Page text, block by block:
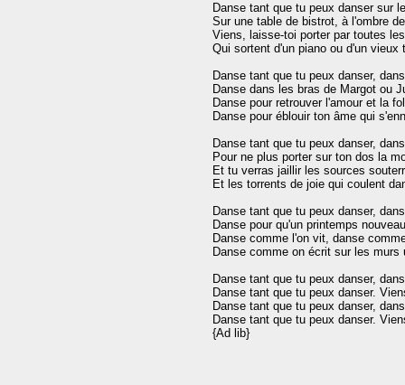
Danse tant que tu peux danser sur
Sur une table de bistrot, à l'ombre
Viens, laisse-toi porter par toutes
Qui sortent d'un piano ou d'un vieux
Danse tant que tu peux danser,
Danse dans les bras de Margot ou
Danse pour retrouver l'amour et la
Danse pour éblouir ton âme qui
Danse tant que tu peux danser,
Pour ne plus porter sur ton dos la
Et tu verras jaillir les sources
Et les torrents de joie qui coulent
Danse tant que tu peux danser,
Danse pour qu'un printemps
Danse comme l'on vit, danse
Danse comme on écrit sur les murs
Danse tant que tu peux danser,
Danse tant que tu peux danser.
Danse tant que tu peux danser,
Danse tant que tu peux danser.